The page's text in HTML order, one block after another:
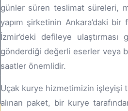
günler süren teslimat süreleri,
yapım şirketinin Ankara’daki
İzmir’deki defileye
gönderdiği değerli eserler veya
saatler önemlidir.
Uçak kurye hizmetimizin işleyişi
alınan paket, bir kurye